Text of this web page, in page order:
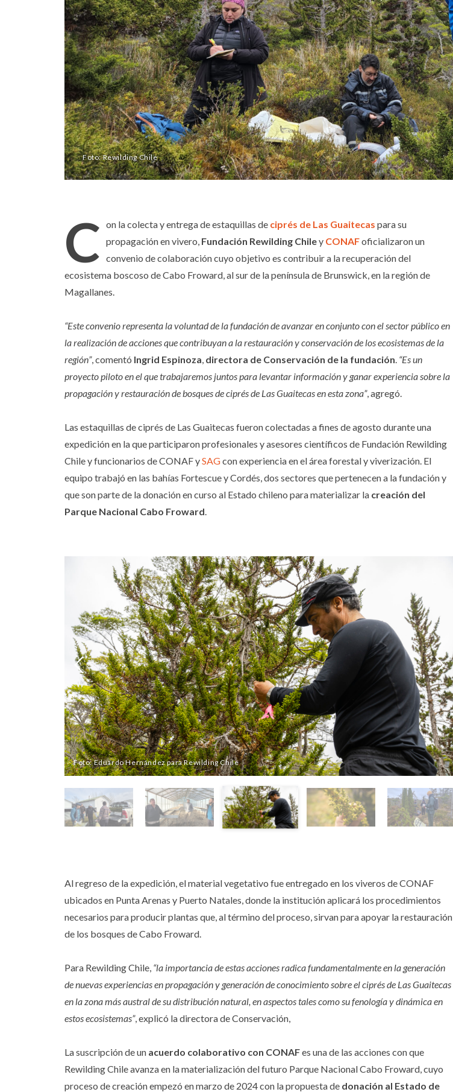
Foto: Rewilding Chile
C on la colecta y entrega de estaquillas de ciprés de Las Guaitecas para su
propagación en vivero, Fundación Rewilding Chiley CONAFoficializaron un
convenio de colaboración cuyo objetivo es contribuir a la recuperación del
ecosistema boscoso de Cabo Froward, al sur de la península de Brunswick, en la región de
Magallanes.
“Este convenio representa la voluntad de la fundación de avanzar en conjunto con el sector público en
la realización de acciones que contribuyan a la restauración y conservación de los ecosistemas de la
región”, comentó Ingrid Espinoza directora de Conservación de la fundación “Es un
proyecto piloto en el que trabajaremos juntos para levantar información y ganar experiencia sobre la
propagación y restauración de bosques de ciprés de Las Guaitecas en esta zona”, agregó.
Las estaquillas de ciprés de Las Guaitecas fueron colectadas a fines de agosto durante una
expedición en la que participaron profesionales y asesores científicos de Fundación Rewilding
Chile y funcionarios de CONAF ySAGcon experiencia en el área forestal y viverización. El
equipo trabajó en las bahías Fortescue y Cordés, dos sectores que pertenecen a la fundación y
que son parte de la donación en curso al Estado chileno para materializar la creación del
Parque Nacional Cabo Froward
Foto: Eduardo Hernández para Rewilding Chile
Al regreso de la expedición, el material vegetativo fue entregado en los viveros de CONAF
ubicados en Punta Arenas y Puerto Natales, donde la institución aplicará los procedimientos
necesarios para producir plantas que, al término del proceso, sirvan para apoyar la restauración
de los bosques de Cabo Froward.
Para Rewilding Chile, “la importancia de estas acciones radica fundamentalmente en la generación
de nuevas experiencias en propagación y generación de conocimiento sobre el ciprés de Las Guaitecas
en la zona más austral de su distribución natural, en aspectos tales como su fenología y dinámica en
estos ecosistemas”, explicó la directora de Conservación,
La suscripción de un acuerdo colaborativo con CONAFes una de las acciones con que
Rewilding Chile avanza en la materialización del futuro Parque Nacional Cabo Froward, cuyo
proceso de creación empezó en marzo de 2024 con la propuesta de donación al Estado de